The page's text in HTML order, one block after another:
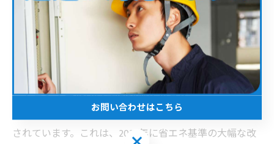
エアコン工事の最適なタイミングを探
る
エアコン工事は2027年問題前が得策か
エアコン工事のタイミングについて、2027年問題が注目
されています。これは、2027年に省エネ基準の大幅な改
お問い合わせはこちら
お問い合わせはこちら